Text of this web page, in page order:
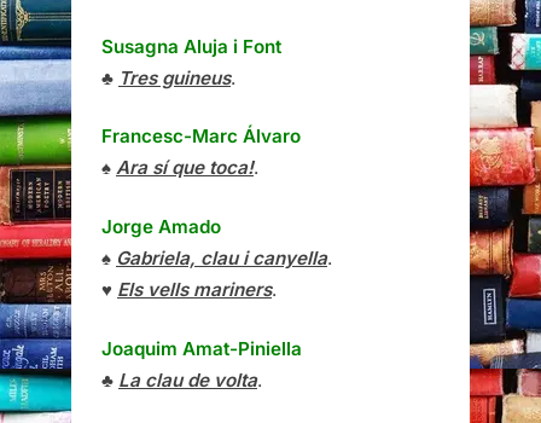
Susagna Aluja i Font
♣ Tres guineus.
Francesc-Marc Álvaro
♠ Ara sí que toca!.
Jorge Amado
♠ Gabriela, clau i canyella.
♥ Els vells mariners.
Joaquim Amat-Piniella
♣ La clau de volta.